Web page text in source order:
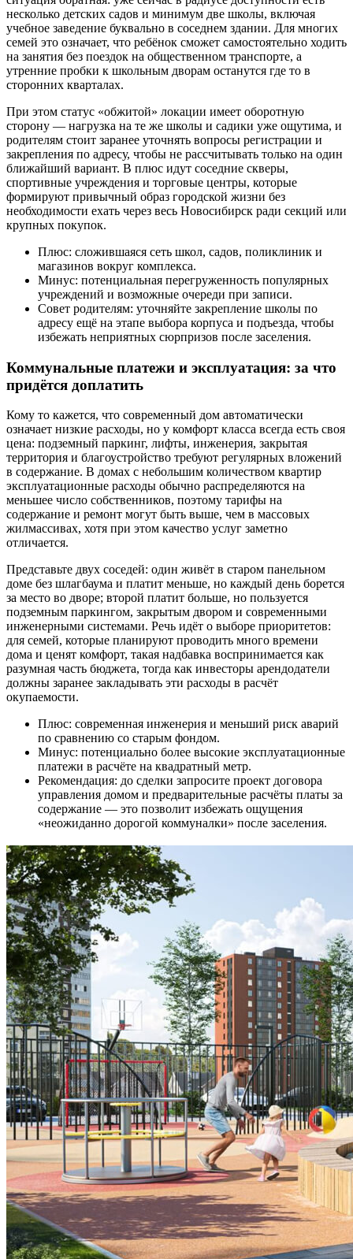
несколько детских садов и минимум две школы, включая
учебное заведение буквально в соседнем здании. Для многих
семей это означает, что ребёнок сможет самостоятельно ходить
на занятия без поездок на общественном транспорте, а
утренние пробки к школьным дворам останутся где то в
сторонних кварталах.
При этом статус «обжитой» локации имеет оборотную
сторону — нагрузка на те же школы и садики уже ощутима, и
родителям стоит заранее уточнять вопросы регистрации и
закрепления по адресу, чтобы не рассчитывать только на один
ближайший вариант. В плюс идут соседние скверы,
спортивные учреждения и торговые центры, которые
формируют привычный образ городской жизни без
необходимости ехать через весь Новосибирск ради секций или
крупных покупок.
Плюс: сложившаяся сеть школ, садов, поликлиник и
магазинов вокруг комплекса.
Минус: потенциальная перегруженность популярных
учреждений и возможные очереди при записи.
Совет родителям: уточняйте закрепление школы по
адресу ещё на этапе выбора корпуса и подъезда, чтобы
избежать неприятных сюрпризов после заселения.
Коммунальные платежи и эксплуатация: за что
придётся доплатить
Кому то кажется, что современный дом автоматически
означает низкие расходы, но у комфорт класса всегда есть своя
цена: подземный паркинг, лифты, инженерия, закрытая
территория и благоустройство требуют регулярных вложений
в содержание. В домах с небольшим количеством квартир
эксплуатационные расходы обычно распределяются на
меньшее число собственников, поэтому тарифы на
содержание и ремонт могут быть выше, чем в массовых
жилмассивах, хотя при этом качество услуг заметно
отличается.
Представьте двух соседей: один живёт в старом панельном
доме без шлагбаума и платит меньше, но каждый день борется
за место во дворе; второй платит больше, но пользуется
подземным паркингом, закрытым двором и современными
инженерными системами. Речь идёт о выборе приоритетов:
для семей, которые планируют проводить много времени
дома и ценят комфорт, такая надбавка воспринимается как
разумная часть бюджета, тогда как инвесторы арендодатели
должны заранее закладывать эти расходы в расчёт
окупаемости.
Плюс: современная инженерия и меньший риск аварий
по сравнению со старым фондом.
Минус: потенциально более высокие эксплуатационные
платежи в расчёте на квадратный метр.
Рекомендация: до сделки запросите проект договора
управления домом и предварительные расчёты платы за
содержание — это позволит избежать ощущения
«неожиданно дорогой коммуналки» после заселения.